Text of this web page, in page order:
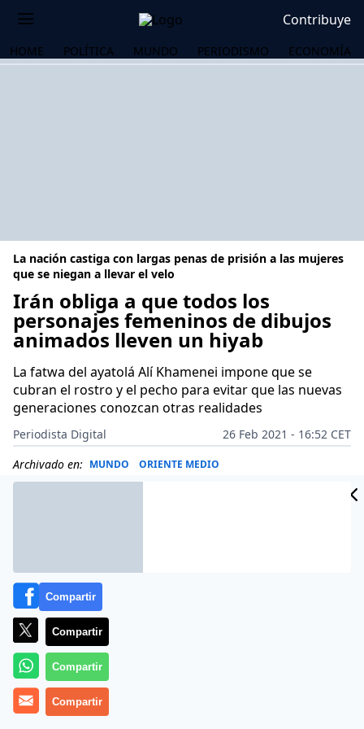
Contribuye
HOME POLÍTICA MUNDO PERIODISMO ECONOMÍA
La nación castiga con largas penas de prisión a las mujeres
que se niegan a llevar el velo
Irán obliga a que todos los
personajes femeninos de dibujos
animados lleven un hiyab
La fatwa del ayatolá Alí Khamenei impone que se
cubran el rostro y el pecho para evitar que las nuevas
generaciones conozcan otras realidades
Periodista Digital
26 Feb 2021 - 16:52 CET
Archivado en: MUNDO ORIENTE MEDIO
Compartir
Compartir
Compartir
Compartir